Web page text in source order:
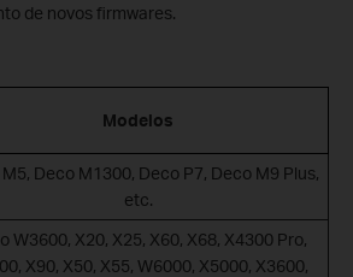
de novos firmwares.
Modelos
Deco M1300, Deco P7, Deco M9 Plus,
etc.
W3600, X20, X25, X60, X68, X4300 Pro,
X90, X50, X55, W6000, X5000, X3600,